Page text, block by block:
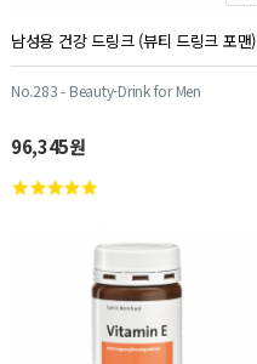
남성용 건강 드링크 (뷰티 드링크 포맨)
No.283 - Beauty-Drink for Men
96,345원